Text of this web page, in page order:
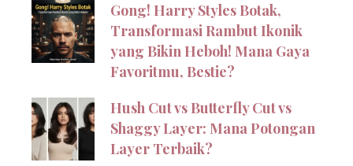
Gong! Harry Styles Botak,
Transformasi Rambut Ikonik
yang Bikin Heboh! Mana Gaya
Favoritmu, Bestie?
Hush Cut vs Butterfly Cut vs
Shaggy Layer: Mana Potongan
Layer Terbaik?